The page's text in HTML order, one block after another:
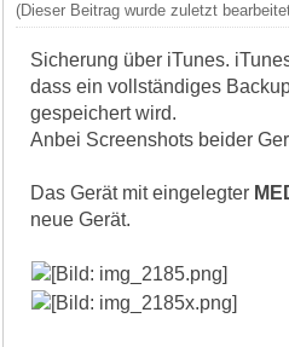
(Dieser Beitrag wurde zuletzt
Sicherung über iTunes.
dass ein vollständiges
gespeichert wird.
Anbei Screenshots beider
Das Gerät mit eingelegter
neue Gerät.